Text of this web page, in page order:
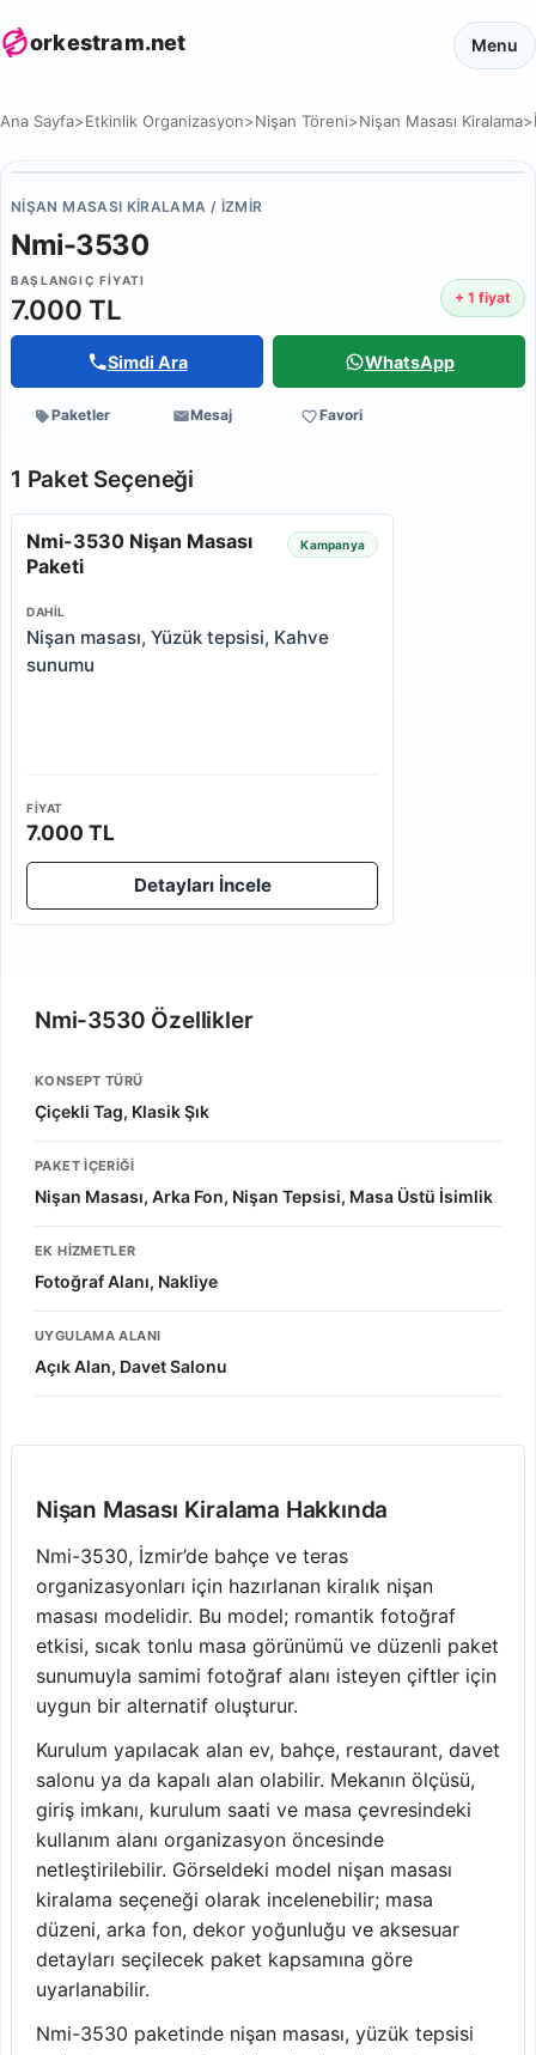
orkestram.net Menu
Ana Sayfa>Etkinlik Organizasyon>Nişan Töreni>Nişan Masası Kiralama>
NIŞAN MASASI KIRALAMA / İZMIR
Nmi-3530
BAŞLANGIÇ FIYATI
7.000 TL + 1 fiyat
Simdi Ara WhatsApp
Paketler Mesaj Favori
1 Paket Seçeneği
Nmi-3530 Nişan Masası
Paketi
Kampanya
DAHIL
Nişan masası, Yüzük tepsisi, Kahve
sunumu
FIYAT
7.000 TL
Detayları İncele
Nmi-3530 Özellikler
KONSEPT TÜRÜ
Çiçekli Tag, Klasik Şık
PAKET İÇERIĞI
Nişan Masası, Arka Fon, Nişan Tepsisi, Masa Üstü İsimlik
EK HIZMETLER
Fotoğraf Alanı, Nakliye
UYGULAMA ALANI
Açık Alan, Davet Salonu
Nişan Masası Kiralama Hakkında
Nmi-3530, İzmir’de bahçe ve teras
organizasyonları için hazırlanan kiralık nişan
masası modelidir. Bu model; romantik fotoğraf
etkisi, sıcak tonlu masa görünümü ve düzenli paket
sunumuyla samimi fotoğraf alanı isteyen çiftler için
uygun bir alternatif oluşturur.
Kurulum yapılacak alan ev, bahçe, restaurant, davet
salonu ya da kapalı alan olabilir. Mekanın ölçüsü,
giriş imkanı, kurulum saati ve masa çevresindeki
kullanım alanı organizasyon öncesinde
netleştirilebilir. Görseldeki model nişan masası
kiralama seçeneği olarak incelenebilir; masa
düzeni, arka fon, dekor yoğunluğu ve aksesuar
detayları seçilecek paket kapsamına göre
uyarlanabilir.
Nmi-3530 paketinde nişan masası, yüzük tepsisi